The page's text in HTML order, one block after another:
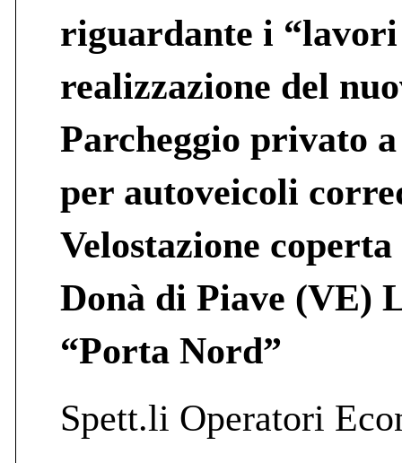
riguardante i
realizzazione del
Parcheggio privato
per autoveicoli
Velostazione
Donà di Piave (VE)
“Porta Nord”
Spett.li Operatori